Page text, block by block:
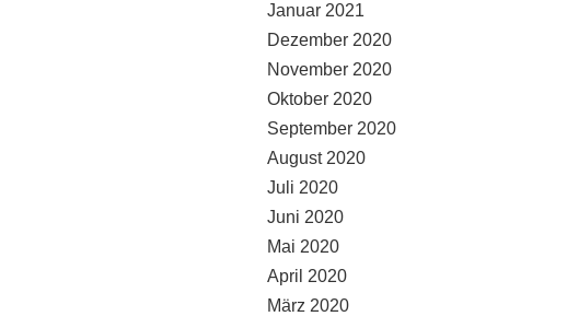
Januar 2021
Dezember 2020
November 2020
Oktober 2020
September 2020
August 2020
Juli 2020
Juni 2020
Mai 2020
April 2020
März 2020